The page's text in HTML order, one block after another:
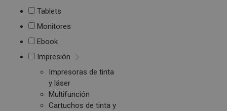
Tablets
Monitores
Ebook
Impresión
Impresoras de tinta
y láser
Multifunción
Cartuchos de tinta y